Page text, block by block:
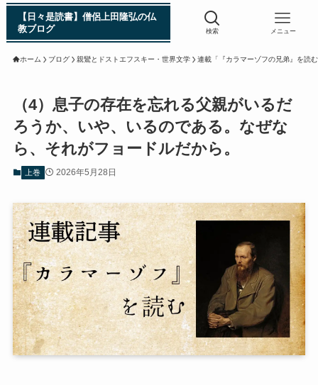
浄土真宗入門 親鸞伝
シン日本仏教史
インド・スリランカ編
仏教入門・現地写真から見るブッダの生涯
インド・スリランカ仏跡紀行
第一次インド遠征～ガンジス川の聖地を訪ねて
第二次インド遠征～インド中南部の遺跡を訪ねて
【日々是読書】僧侶上田隆弘の仏
教ブログ
検索 メニュー
ホーム ブログ 親鸞とドストエフスキー・世界文学 連載「『カラマーゾフの兄弟』を読
（4）息子の存在を忘れる父親がいるだ
ろうか、いや、いるのである。なぜな
ら、それがフョードルだから。
上巻 2026年5月28日